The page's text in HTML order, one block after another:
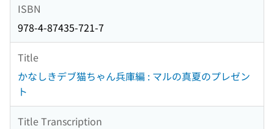
ISBN
978-4-87435-721-7
Title
かなしきデブ猫ちゃん兵庫編 : マルの真夏のプレゼン
ト
Title Transcription